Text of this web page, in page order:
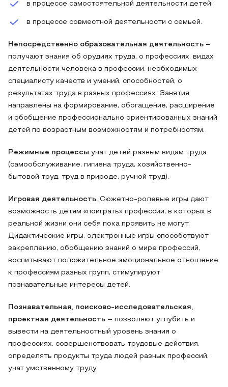
в процессе самостоятельной деятельности детей;
в процессе совместной деятельности с семьей.
Непосредственно образовательная деятельность –
получают знания об орудиях труда, о профессиях, видах
деятельности человека в профессии, необходимых
специалисту качеств и умений, способностей, о
результатах труда в разных профессиях. Занятия
направлены на формирование, обогащение, расширение
и обобщение профессионально ориентированных знаний
детей по возрастным возможностям и потребностям.
Режимные процессы учат детей разным видам труда
(самообслуживание, гигиена труда, хозяйственно-
бытовой труд, труд в природе, ручной труд).
Игровая деятельность. Сюжетно-ролевые игры дают
возможность детям «поиграть» профессии, в которых в
реальной жизни они себя пока проявить не могут.
Дидактические игры, электронные игры способствуют
закреплению, обобщению знаний о мире профессий,
воспитывают положительное эмоциональное отношение
к профессиям разных групп, стимулируют
познавательные интересы детей.
Познавательная, поисково-исследовательская,
проектная деятельность – позволяют углубить и
вывести на деятельностный уровень знания о
профессиях, совершенствовать трудовые действия,
определять продукты труда людей разных профессий,
учат умственному труду.